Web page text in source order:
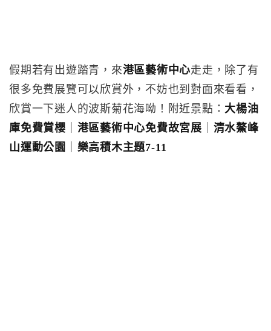
假期若有出遊踏青，來港區藝術中心走走，除了有
很多免費展覽可以欣賞外，不妨也到對面來看看，
欣賞一下迷人的波斯菊花海呦！附近景點： 大楊油
庫免費賞櫻
港區藝術中心免費故宮展
清水鰲峰
山運動公園
樂高積木主題7-11